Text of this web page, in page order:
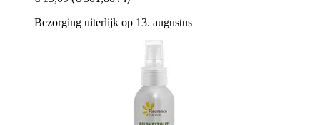
Bezorging uiterlijk op 13. augustus